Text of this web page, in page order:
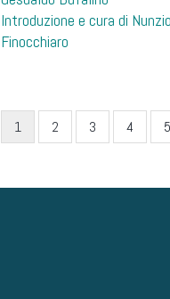
Introduzione e cura di
Finocchiaro
Current
page
1 Page
2 Page
3 Page
4 5